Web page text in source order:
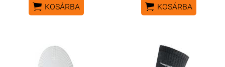
 KOSÁRBA  KOSÁRBA